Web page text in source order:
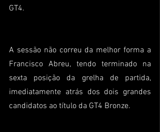
GT4.
A sessão não correu da melhor forma a
Francisco Abreu, tendo terminado na
sexta posição da grelha de partida,
imediatamente atrás dos dois grandes
candidatos ao título da GT4 Bronze.